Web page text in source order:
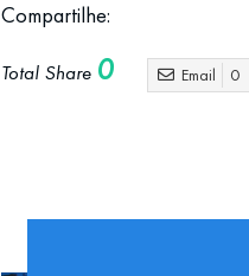
Compartilhe:
Total Share 0 Email 0